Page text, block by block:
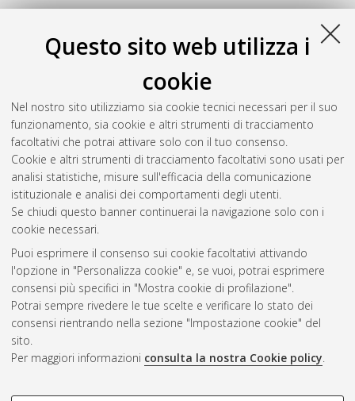
Questo sito web utilizza i
cookie
Nel nostro sito utilizziamo sia cookie tecnici necessari per il suo
funzionamento, sia cookie e altri strumenti di tracciamento
facoltativi che potrai attivare solo con il tuo consenso.
Cookie e altri strumenti di tracciamento facoltativi sono usati per
analisi statistiche, misure sull'efficacia della comunicazione
istituzionale e analisi dei comportamenti degli utenti.
Se chiudi questo banner continuerai la navigazione solo con i
cookie necessari.
Puoi esprimere il consenso sui cookie facoltativi attivando
l'opzione in "Personalizza cookie" e, se vuoi, potrai esprimere
consensi più specifici in "Mostra cookie di profilazione".
Potrai sempre rivedere le tue scelte e verificare lo stato dei
consensi rientrando nella sezione "Impostazione cookie" del
sito.
Per maggiori informazioni consulta la nostra Cookie policy.
V
Veglia, Laura(2007) Due cosmovisioni a confronto: edizione
critica e traduzione del libro di Chilam Balam di Manì
[Dissertation thesis], Alma Mater Studiorum Università di
Bologna. Dottorato di ricerca inIberistica , 17 Ciclo. DOI
10.6092/unibo/amsdottorato/63.
Questa lista e' stata generata ilSat Aug 8 20:35:06 2026
Atom
Rss 1.0
Rss 2.0
ISSN: 2038-7946